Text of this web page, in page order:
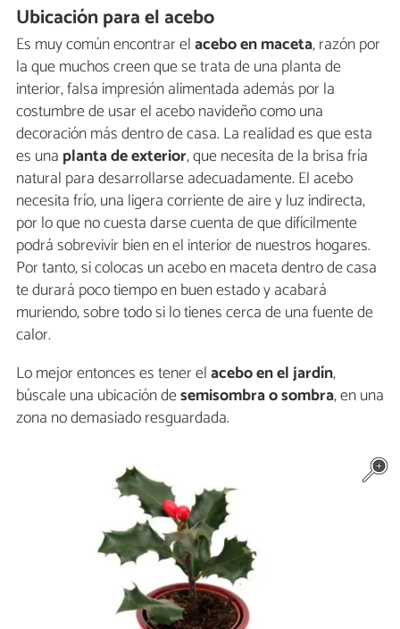
Ubicación para el acebo
Es muy común encontrar elacebo en maceta, razón por
la que muchos creen que se trata de una planta de
interior, falsa impresión alimentada además por la
costumbre de usar el acebo navideño como una
decoración más dentro de casa. La realidad es que esta
es una planta de exterior, que necesita de la brisa fría
natural para desarrollarse adecuadamente. El acebo
necesita frío, una ligera corriente de aire y luz indirecta,
por lo que no cuesta darse cuenta de que difícilmente
podrá sobrevivir bien en el interior de nuestros hogares.
Por tanto, si colocas un acebo en maceta dentro de casa
te durará poco tiempo en buen estado y acabará
muriendo, sobre todo si lo tienes cerca de una fuente de
calor.
Lo mejor entonces es tener elacebo en el jardín,
búscale una ubicación desemisombra o sombra, en una
zona no demasiado resguardada.